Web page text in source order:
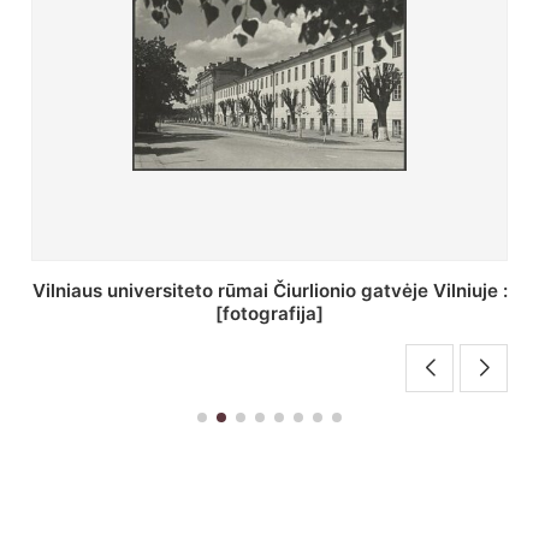
St. Batoro universiteto J. Pilsudskio kolegija :
[fotografija]